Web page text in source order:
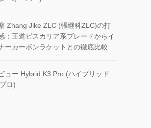
Zhang Jike ZLC (張継科ZLC)の打
：王道ビスカリア系ブレードからイ
ーカーボンラケットとの徹底比較
ュー Hybrid K3 Pro (ハイブリッド
ロ)